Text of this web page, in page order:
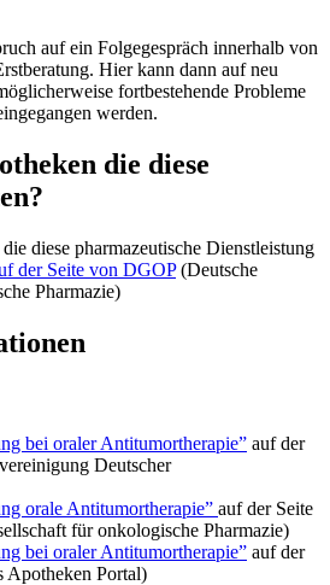
auf ein Folgegespräch innerhalb von
Hier kann dann auf neu
fortbestehende Probleme
werden.
die diese
diese pharmazeutische Dienstleistung
der Seite von DGOP(Deutsche
Pharmazie)
bei oraler Antitumortherapie” auf der
Deutscher
orale Antitumortherapie” auf der Seite
für onkologische Pharmazie)
bei oraler Antitumortherapie” auf der
Apotheken Portal)